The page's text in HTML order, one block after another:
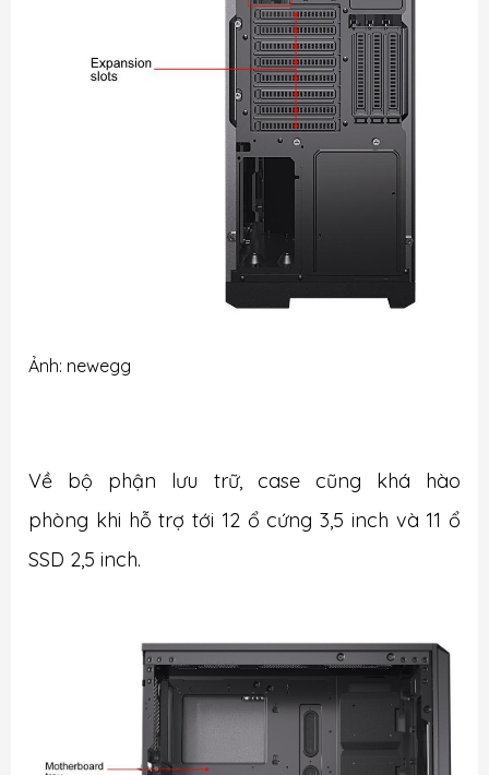
Ảnh: newegg
Về bộ phận lưu trữ, case cũng khá hào
phòng khi hỗ trợ tới 12 ổ cứng 3,5 inch và 11 ổ
SSD 2,5 inch.